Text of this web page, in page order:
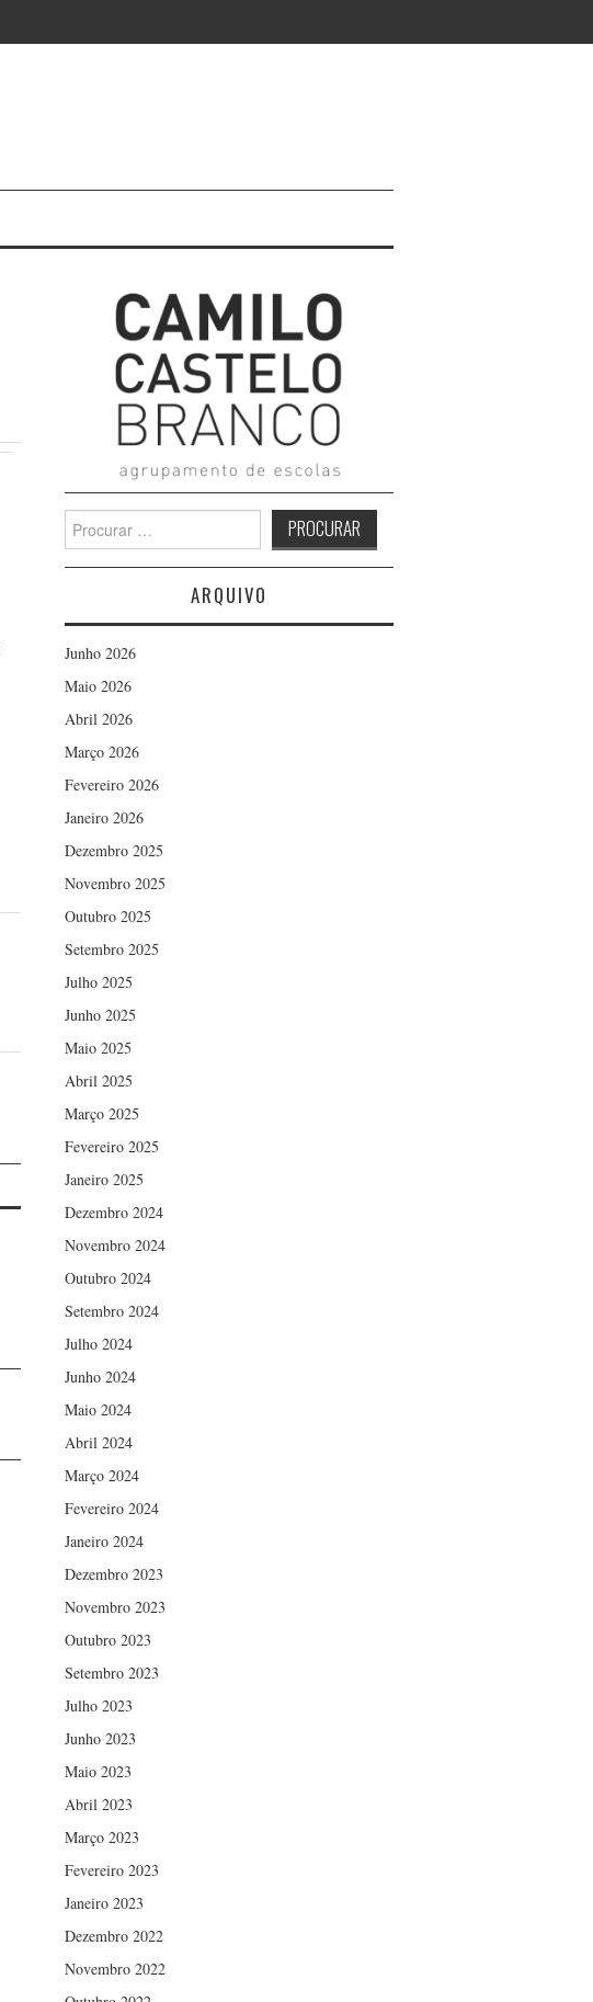
for:
ARQUIVO
Junho 2026
Maio 2026
Abril 2026
Março 2026
Fevereiro 2026
Janeiro 2026
Dezembro 2025
Novembro 2025
Outubro 2025
Setembro 2025
Julho 2025
Junho 2025
Maio 2025
Abril 2025
Março 2025
Fevereiro 2025
Janeiro 2025
Dezembro 2024
Novembro 2024
Outubro 2024
Setembro 2024
Julho 2024
Junho 2024
Maio 2024
Abril 2024
Março 2024
Fevereiro 2024
Janeiro 2024
Dezembro 2023
Novembro 2023
Outubro 2023
Setembro 2023
Julho 2023
Junho 2023
Maio 2023
Abril 2023
Março 2023
Fevereiro 2023
Janeiro 2023
Dezembro 2022
Novembro 2022